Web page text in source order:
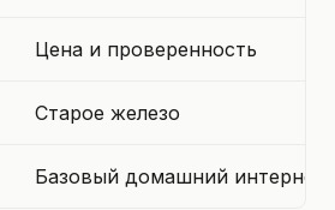
Цена и проверенность
Старое железо
Базовый домашний интернет